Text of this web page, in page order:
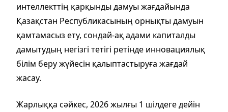
интеллекттің қарқынды дамуы жағдайында
Қазақстан Республикасының орнықты дамуын
қамтамасыз ету, сондай-ақ адами капиталды
дамытудың негізгі тетігі ретінде инновациялық
білім беру жүйесін қалыптастыруға жағдай
жасау.
Жарлыққа сәйкес, 2026 жылғы 1 шілдеге дейін